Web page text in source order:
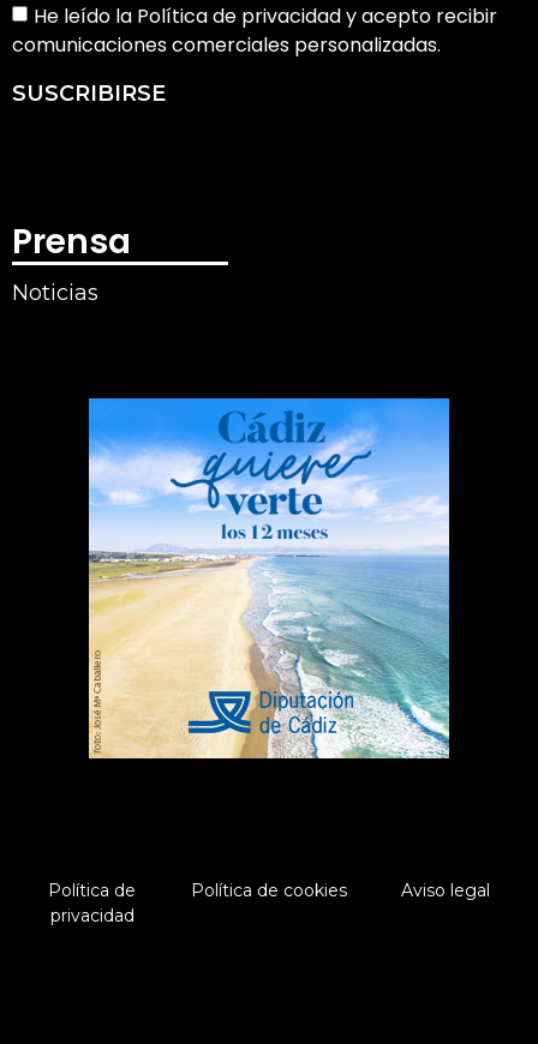
He leído la Política de privacidad y acepto recibir
comunicaciones comerciales personalizadas.
SUSCRIBIRSE
Prensa
Noticias
Política de
privacidad
Política de cookies Aviso legal